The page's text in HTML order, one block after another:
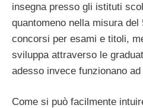
insegna presso gli istituti
quantomeno nella misura del
concorsi per esami e titoli,
sviluppa attraverso le
adesso invece funzionano
Come si può facilmente